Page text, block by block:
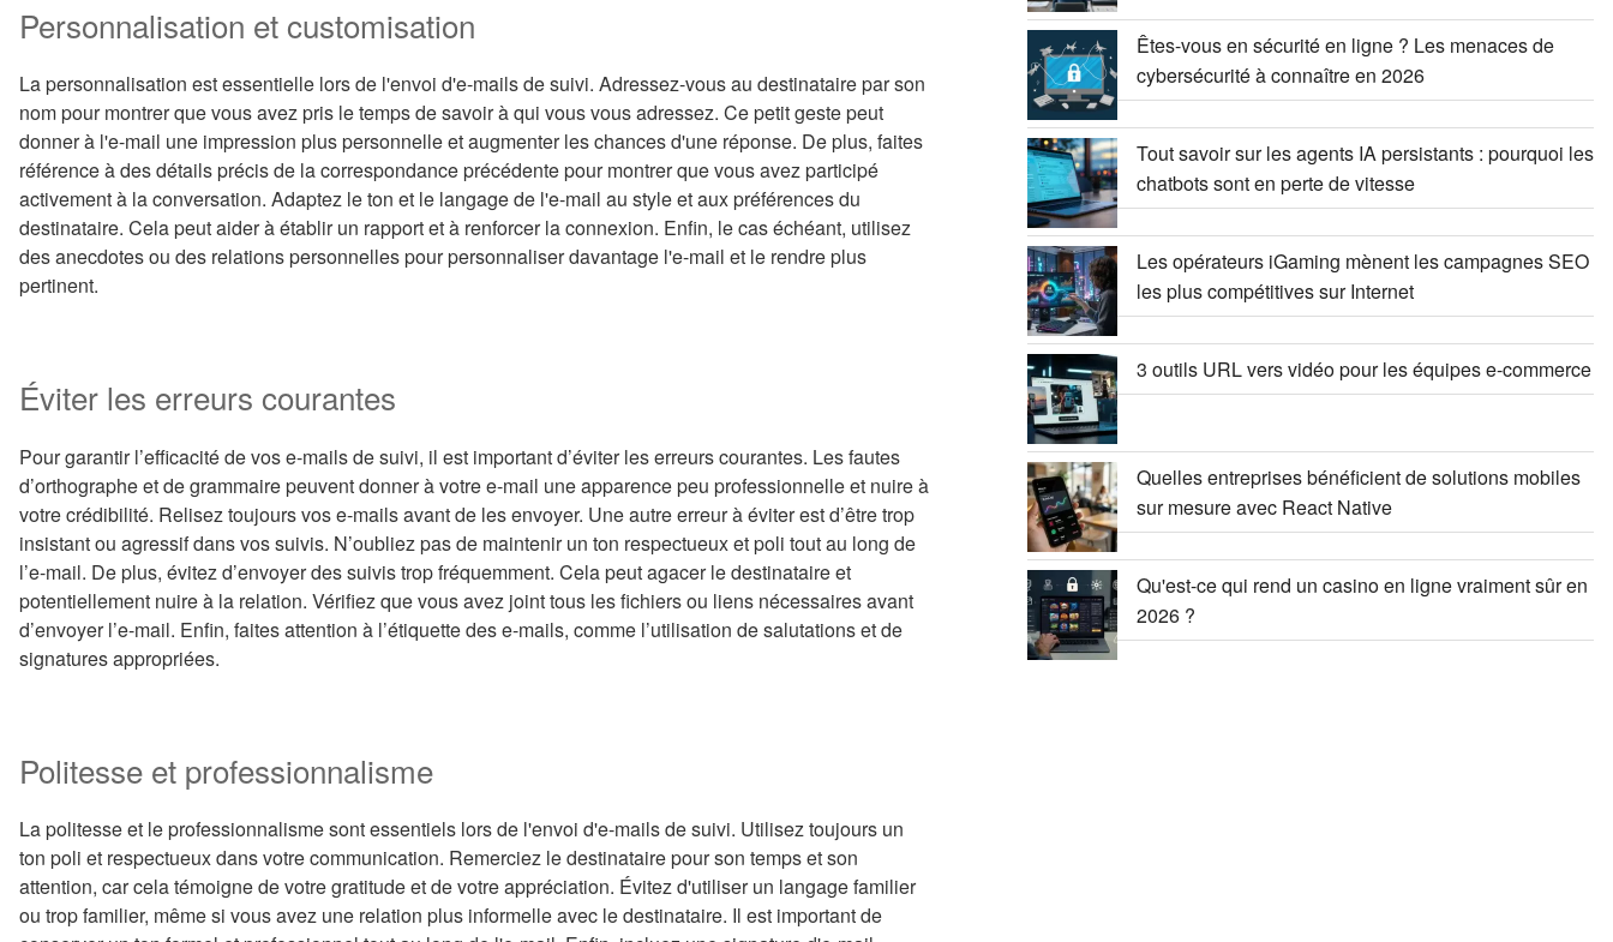
Personnalisation et customisation
La personnalisation est essentielle lors de l'envoi d'e-mails de suivi. Adressez-vous au destinataire par son
nom pour montrer que vous avez pris le temps de savoir à qui vous vous adressez. Ce petit geste peut
donner à l'e-mail une impression plus personnelle et augmenter les chances d'une réponse. De plus, faites
référence à des détails précis de la correspondance précédente pour montrer que vous avez participé
activement à la conversation. Adaptez le ton et le langage de l'e-mail au style et aux préférences du
destinataire. Cela peut aider à établir un rapport et à renforcer la connexion. Enfin, le cas échéant, utilisez
des anecdotes ou des relations personnelles pour personnaliser davantage l'e-mail et le rendre plus
pertinent.
Éviter les erreurs courantes
Pour garantir l’efficacité de vos e-mails de suivi, il est important d’éviter les erreurs courantes. Les fautes
d’orthographe et de grammaire peuvent donner à votre e-mail une apparence peu professionnelle et nuire à
votre crédibilité. Relisez toujours vos e-mails avant de les envoyer. Une autre erreur à éviter est d’être trop
insistant ou agressif dans vos suivis. N’oubliez pas de maintenir un ton respectueux et poli tout au long de
l’e-mail. De plus, évitez d’envoyer des suivis trop fréquemment. Cela peut agacer le destinataire et
potentiellement nuire à la relation. Vérifiez que vous avez joint tous les fichiers ou liens nécessaires avant
d’envoyer l’e-mail. Enfin, faites attention à l’étiquette des e-mails, comme l’utilisation de salutations et de
signatures appropriées.
Politesse et professionnalisme
La politesse et le professionnalisme sont essentiels lors de l'envoi d'e-mails de suivi. Utilisez toujours un
ton poli et respectueux dans votre communication. Remerciez le destinataire pour son temps et son
attention, car cela témoigne de votre gratitude et de votre appréciation. Évitez d'utiliser un langage familier
ou trop familier, même si vous avez une relation plus informelle avec le destinataire. Il est important de
Êtes-vous en sécurité en ligne ? Les menaces de
cybersécurité à connaître en 2026
Tout savoir sur les agents IA persistants : pourquoi les
chatbots sont en perte de vitesse
Les opérateurs iGaming mènent les campagnes SEO
les plus compétitives sur Internet
3 outils URL vers vidéo pour les équipes e-commerce
Quelles entreprises bénéficient de solutions mobiles
sur mesure avec React Native
Qu'est-ce qui rend un casino en ligne vraiment sûr en
2026 ?